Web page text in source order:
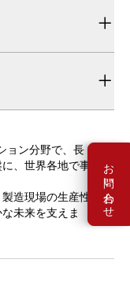
お問い合わせ
ョン分野で、長
、世界各地で事
造現場の生産性
未来を支えま